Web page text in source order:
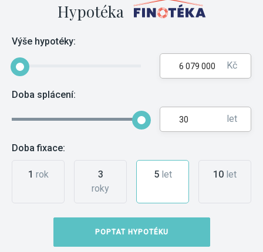
Hypotéka
Výše hypotéky:
Kč
Doba splácení:
let
Doba fixace:
1 rok
3
roky
5let 10 let
POPTAT HYPOTÉKU